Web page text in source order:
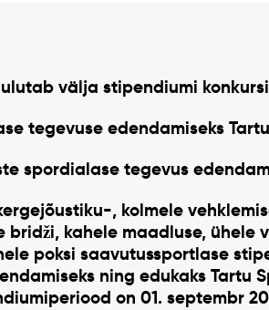
välja stipendiumi
tegevuse edendamiseks
spordialase tegevus
, kolmele
bridži, kahele maadluse, ühele
poksi saavutussportlase
ning edukaks Tartu
on 01. septembr